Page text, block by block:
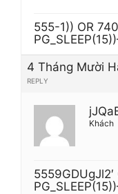
555-1)) OR
4 Tháng Mười
REPLY
Khách